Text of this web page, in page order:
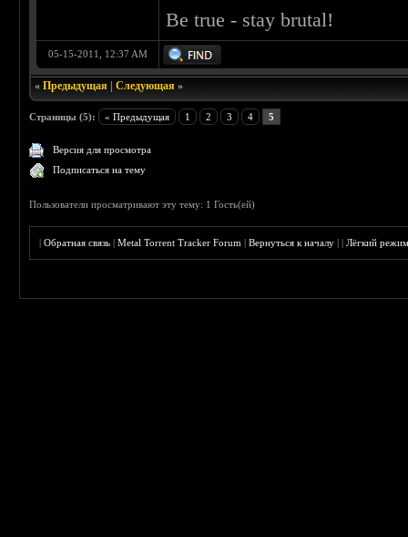
Be true - stay brutal!
05-15-2011, 12:37 AM
«Предыдущая |Следующая »
Страницы (5): « Предыдущая 1 2 3 4 5
Версия для просмотра
Подписаться на тему
Пользователи просматривают эту тему: 1 Гость(ей)
|Обратная связь |Metal Torrent Tracker Forum |Вернуться к началу ||Лёгкий